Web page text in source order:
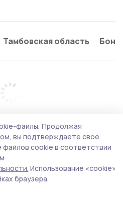
Тамбовская область
файлы. Продолжая
вы подтверждаете свое
файлов cookie в соответствии
Использование «cookie»
браузера.